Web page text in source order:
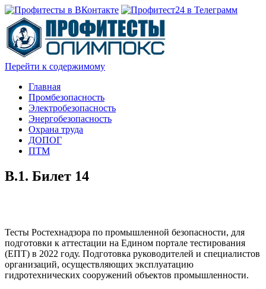
Перейти к содержимому
Главная
Промбезопасность
Электробезопасность
Энергобезопасность
Охрана труда
ДОПОГ
ПТМ
В.1. Билет 14
Тесты Ростехнадзора по промышленной безопасности, для
подготовки к аттестации на Едином портале тестирования
(ЕПТ) в 2022 году. Подготовка руководителей и специалистов
организаций, осуществляющих эксплуатацию
гидротехнических сооружений объектов промышленности.